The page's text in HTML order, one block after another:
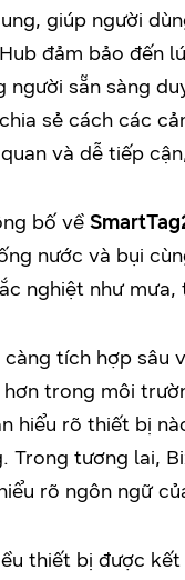
giúp người
đảm bảo đến
người sẵn sàng
sẻ cách các
và dễ tiếp
bố về
nước và bụi
nghiệt như
càng tích hợp sâu
trong môi
hiểu rõ thiết bị
Trong tương lai,
rõ ngôn ngữ
thiết bị được